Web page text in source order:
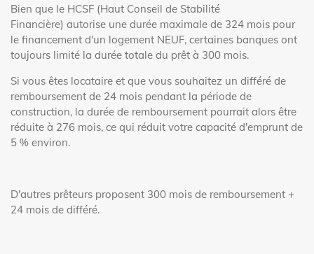
Bien que le HCSF (Haut Conseil de Stabilité
Financière) autorise une durée maximale de 324 mois pour
le financement d'un logement NEUF, certaines banques ont
toujours limité la durée totale du prêt à 300 mois.
Si vous êtes locataire et que vous souhaitez un différé de
remboursement de 24 mois pendant la période de
construction, la durée de remboursement pourrait alors être
réduite à 276 mois, ce qui réduit votre capacité d'emprunt de
5 % environ.
D'autres prêteurs proposent 300 mois de remboursement +
24 mois de différé.